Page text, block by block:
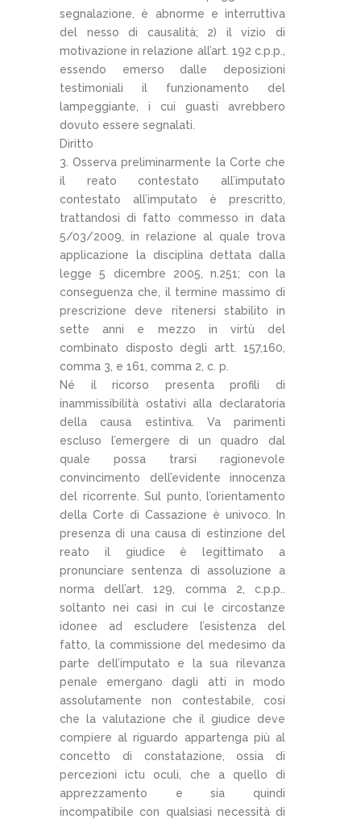
segnalazione, è abnorme e interruttiva
del nesso di causalità; 2) il vizio di
motivazione in relazione all’art. 192 c.p.p.,
essendo emerso dalle deposizioni
testimoniali il funzionamento del
lampeggiante, i cui guasti avrebbero
dovuto essere segnalati.
Diritto
Osserva preliminarmente la Corte che
il reato contestato all’imputato
contestato all’imputato è prescritto,
trattandosi di fatto commesso in data
5/03/2009, in relazione al quale trova
applicazione la disciplina dettata dalla
legge 5 dicembre 2005, n.251; con la
conseguenza che, il termine massimo di
prescrizione deve ritenersi stabilito in
sette anni e mezzo in virtù del
combinato disposto degli artt. 157,160,
comma 3, e 161, comma 2, c. p.
Né il ricorso presenta profili di
inammissibilità ostativi alla declaratoria
della causa estintiva. Va parimenti
escluso l’emergere di un quadro dal
quale possa trarsi ragionevole
convincimento dell’evidente innocenza
del ricorrente. Sul punto, l’orientamento
della Corte di Cassazione è univoco. In
presenza di una causa di estinzione del
reato il giudice è legittimato a
pronunciare sentenza di assoluzione a
norma dell’art. 129, comma 2, c.p.p..
soltanto nei casi in cui le circostanze
idonee ad escludere l’esistenza del
fatto, la commissione del medesimo da
parte dell’imputato e la sua rilevanza
penale emergano dagli atti in modo
assolutamente non contestabile, cosi
che la valutazione che il giudice deve
compiere al riguardo appartenga più al
concetto di constatazione, ossia di
percezioni ictu oculi, che a quello di
apprezzamento e sia quindi
incompatibile con qualsiasi necessità di